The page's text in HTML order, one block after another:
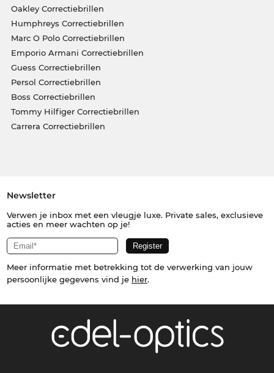
Oakley Correctiebrillen
Humphreys Correctiebrillen
Marc O Polo Correctiebrillen
Emporio Armani Correctiebrillen
Guess Correctiebrillen
Persol Correctiebrillen
Boss Correctiebrillen
Tommy Hilfiger Correctiebrillen
Carrera Correctiebrillen
Newsletter
Verwen je inbox met een vleugje luxe. Private sales, exclusieve
acties en meer wachten op je!
Meer informatie met betrekking tot de verwerking van jouw
persoonlijke gegevens vind je hier.